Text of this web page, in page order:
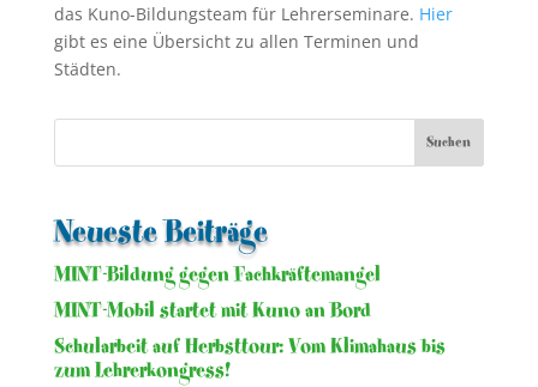
das Kuno-Bildungsteam für Lehrerseminare. Hier
gibt es eine Übersicht zu allen Terminen und
Städten.
Neueste Beiträge
MINT-Bildung gegen Fachkräftemangel
MINT-Mobil startet mit Kuno an Bord
Schularbeit auf Herbsttour: Vom Klimahaus bis
zum Lehrerkongress!